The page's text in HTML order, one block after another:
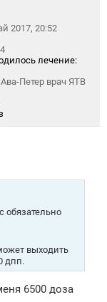
2017, 20:52
4
лечение:
Ава-Петер врач ЯТВ
выходить
дпп.
6500 доза